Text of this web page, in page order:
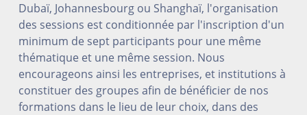
Dubaï, Johannesbourg ou Shanghaï, l'organisation
des sessions est conditionnée par l'inscription d'un
minimum de sept participants pour une même
thématique et une même session. Nous
encourageons ainsi les entreprises, et institutions à
constituer des groupes afin de bénéficier de nos
formations dans le lieu de leur choix, dans des